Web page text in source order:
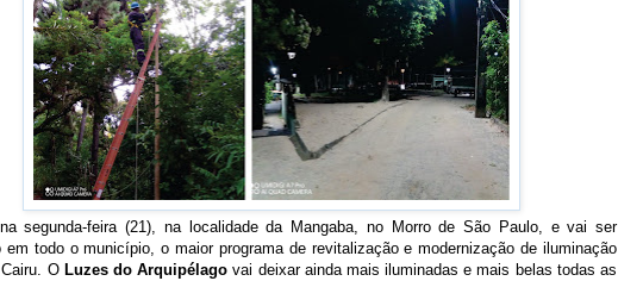
segunda-feira (21), na localidade da Mangaba, no Morro de São Paulo, e vai ser
em todo o município, o maior programa de revitalização e modernização de iluminação
O Luzes do Arquipélago vai deixar ainda mais iluminadas e mais belas todas as